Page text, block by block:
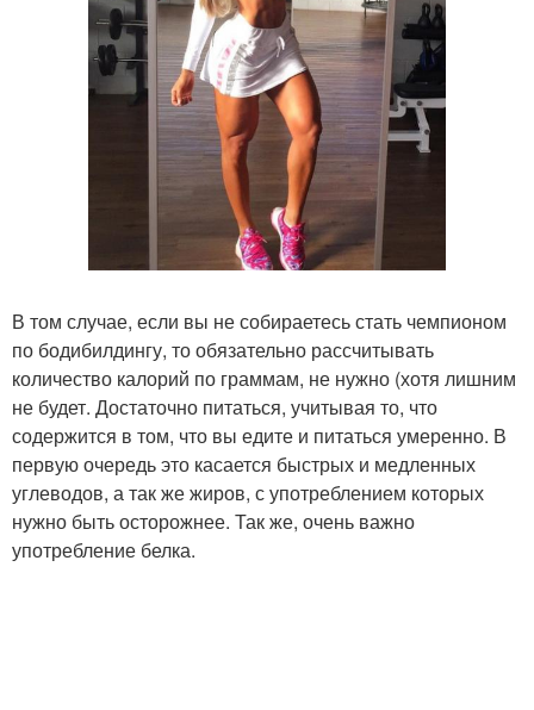
В том случае, если вы не собираетесь стать чемпионом
по бодибилдингу, то обязательно рассчитывать
количество калорий по граммам, не нужно (хотя лишним
не будет. Достаточно питаться, учитывая то, что
содержится в том, что вы едите и питаться умеренно. В
первую очередь это касается быстрых и медленных
углеводов, а так же жиров, с употреблением которых
нужно быть осторожнее. Так же, очень важно
употребление белка.